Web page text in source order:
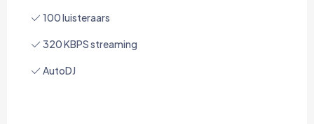
100 luisteraars
320 KBPS streaming
AutoDJ